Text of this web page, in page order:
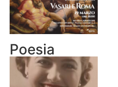
Poesia